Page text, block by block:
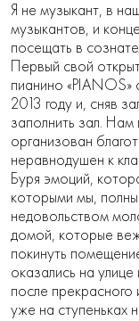
Я не музыкант, в
музыкантов, и
посещать в
Первый свой
пианино
2013 году и, сняв
заполнить зал.
организован
неравнодушен к
Буря эмоций,
которыми мы,
недовольством
домой, которые
покинуть
оказались на
после
уже на ступеньках